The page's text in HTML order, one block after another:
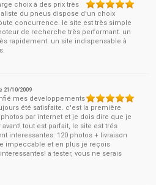
choix à des prix très
du pneus dispose d'un choix
concurrence. le site est très simple
de recherche très performant. un
rapidement. un site indispensable à
21/10/2009
mes developpements
été satisfaite. c'est la première
par internet et je dois dire que je
tout est parfait, le site est trés
interessantes: 120 photos + livraison
impeccable et en plus je reçois
a tester, vous ne serais